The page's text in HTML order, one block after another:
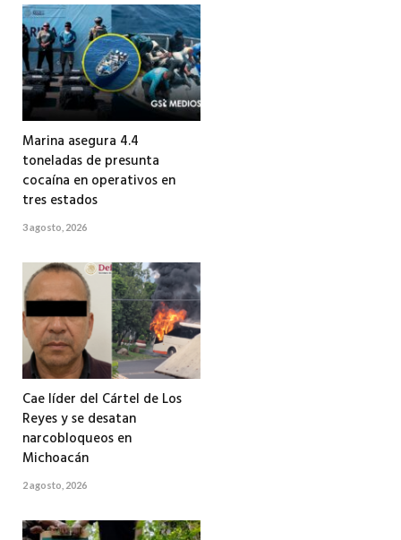
Marina asegura 4.4
toneladas de presunta
cocaína en operativos en
tres estados
3 agosto, 2026
Cae líder del Cártel de Los
Reyes y se desatan
narcobloqueos en
Michoacán
2 agosto, 2026